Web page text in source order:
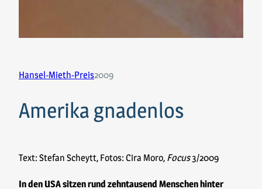
Hansel-Mieth-Preis2009
Amerika gnadenlos
Text: Stefan Scheytt, Fotos: Cira Moro, Focus3/2009
In den USA sitzen rund zehntausend Menschen hinter